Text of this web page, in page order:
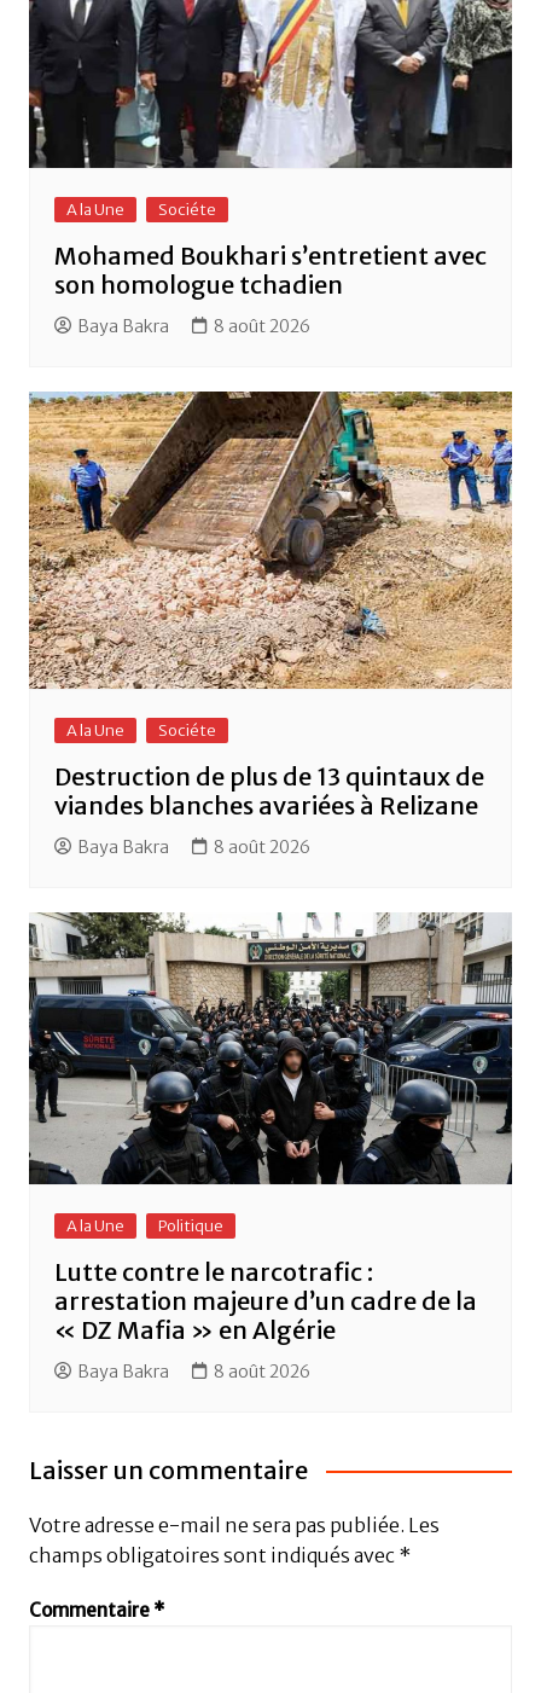
A la Une Sociéte
Mohamed Boukhari s’entretient avec
son homologue tchadien
Baya Bakra 8 août 2026
A la Une Sociéte
Destruction de plus de 13 quintaux de
viandes blanches avariées à Relizane
Baya Bakra 8 août 2026
A la Une Politique
Lutte contre le narcotrafic :
arrestation majeure d’un cadre de la
« DZ Mafia » en Algérie
Baya Bakra 8 août 2026
Laisser un commentaire
Votre adresse e-mail ne sera pas publiée. Les
champs obligatoires sont indiqués avec *
Commentaire *